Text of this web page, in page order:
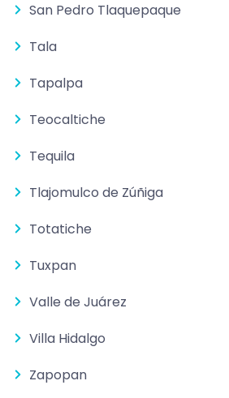
San Pedro Tlaquepaque
Tala
Tapalpa
Teocaltiche
Tequila
Tlajomulco de Zúñiga
Totatiche
Tuxpan
Valle de Juárez
Villa Hidalgo
Zapopan